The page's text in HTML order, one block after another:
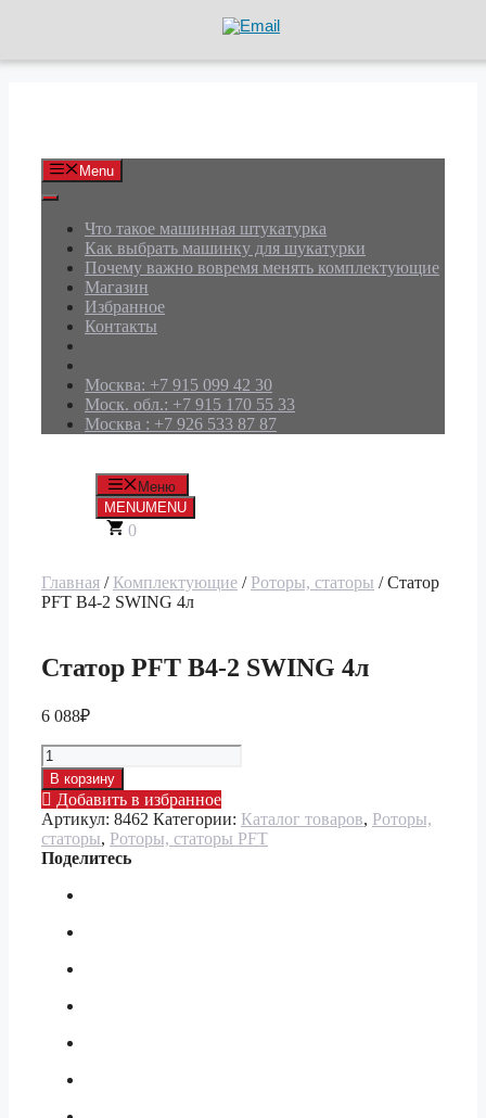
Menu
Что такое машинная штукатурка
Как выбрать машинку для шукатурки
Почему важно вовремя менять комплектующие
Магазин
Избранное
Контакты
Москва: +7 915 099 42 30
Моск. обл.: +7 915 170 55 33
Москва : +7 926 533 87 87
Меню
MENUMENU
0
Главная / Комплектующие / Роторы, статоры / Статор
PFT В4-2 SWING 4л
Статор PFT В4-2 SWING 4л
6 088₽
Количество
товара
Статор
PFT
В4-
2
SWING
В корзину
Добавить в избранное
Артикул: 8462 Категории: Каталог товаров, Роторы,
статоры, Роторы, статоры PFT
Поделитесь